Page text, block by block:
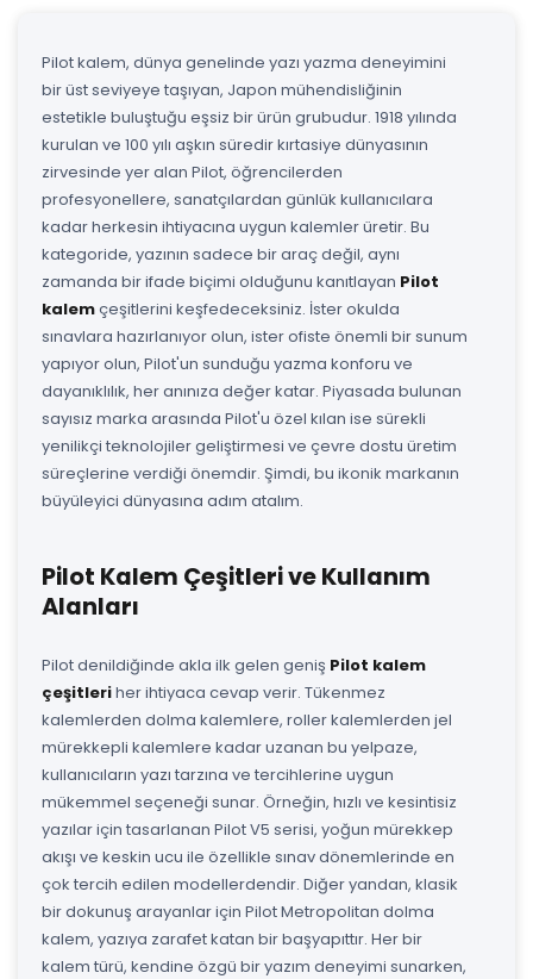
Pilot kalem, dünya genelinde yazı yazma deneyimini
bir üst seviyeye taşıyan, Japon mühendisliğinin
estetikle buluştuğu eşsiz bir ürün grubudur. 1918 yılında
kurulan ve 100 yılı aşkın süredir kırtasiye dünyasının
zirvesinde yer alan Pilot, öğrencilerden
profesyonellere, sanatçılardan günlük kullanıcılara
kadar herkesin ihtiyacına uygun kalemler üretir. Bu
kategoride, yazının sadece bir araç değil, aynı
zamanda bir ifade biçimi olduğunu kanıtlayan Pilot
kalemçeşitlerini keşfedeceksiniz. İster okulda
sınavlara hazırlanıyor olun, ister ofiste önemli bir sunum
yapıyor olun, Pilot'un sunduğu yazma konforu ve
dayanıklılık, her anınıza değer katar. Piyasada bulunan
sayısız marka arasında Pilot'u özel kılan ise sürekli
yenilikçi teknolojiler geliştirmesi ve çevre dostu üretim
süreçlerine verdiği önemdir. Şimdi, bu ikonik markanın
büyüleyici dünyasına adım atalım.
Pilot Kalem Çeşitleri ve Kullanım
Alanları
Pilot denildiğinde akla ilk gelen geniş Pilot kalem
çeşitleriher ihtiyaca cevap verir. Tükenmez
kalemlerden dolma kalemlere, roller kalemlerden jel
mürekkepli kalemlere kadar uzanan bu yelpaze,
kullanıcıların yazı tarzına ve tercihlerine uygun
mükemmel seçeneği sunar. Örneğin, hızlı ve kesintisiz
yazılar için tasarlanan Pilot V5 serisi, yoğun mürekkep
akışı ve keskin ucu ile özellikle sınav dönemlerinde en
çok tercih edilen modellerdendir. Diğer yandan, klasik
bir dokunuş arayanlar için Pilot Metropolitan dolma
kalem, yazıya zarafet katan bir başyapıttır. Her bir
kalem türü, kendine özgü bir yazım deneyimi sunarken,